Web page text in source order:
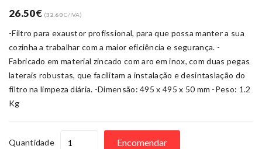
26.50€ (32.60C/IVA)
-Filtro para exaustor profissional, para que possa manter a sua
cozinha a trabalhar com a maior eficiência e segurança. -
Fabricado em material zincado com aro em inox, com duas pegas
laterais robustas, que facilitam a instalação e desintaslação do
filtro na limpeza diária. -Dimensão: 495 x 495 x 50 mm -Peso: 1.2
Kg
Quantidade Encomendar